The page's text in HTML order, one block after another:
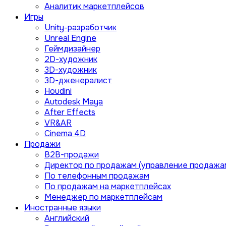
Аналитик маркетплейсов
Игры
Unity-разработчик
Unreal Engine
Геймдизайнер
2D-художник
3D-художник
3D-дженералист
Houdini
Autodesk Maya
After Effects
VR&AR
Cinema 4D
Продажи
B2B-продажи
Директор по продажам (управление
По телефонным продажам
По продажам на маркетплейсах
Менеджер по маркетплейсам
Иностранные языки
Английский